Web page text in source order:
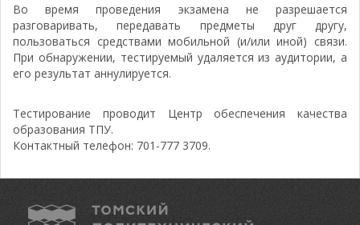
Во время проведения экзамена не разрешается
разговаривать, передавать предметы друг другу,
пользоваться средствами мобильной (и/или иной) связи.
При обнаружении, тестируемый удаляется из аудитории, а
его результат аннулируется.
Тестирование проводит Центр обеспечения качества
образования ТПУ.
Контактный телефон: 701-777 3709.